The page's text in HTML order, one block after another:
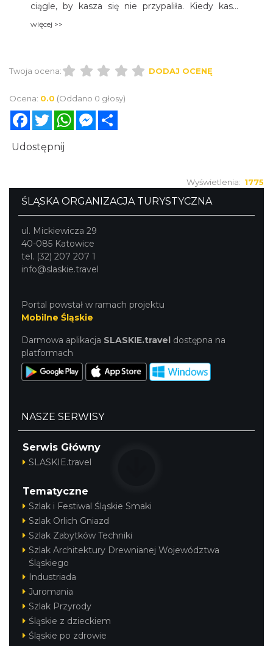
ciągle, by kasza się nie przypaliła. Kiedy kasza
zmielone skwarki i skóry, krew oraz trochę
rozprowadziła, doprawić do smaku według
godziny, żeby się zagotowała. Podawać z kapustą
świńcok.
więcej >>
Twoja ocena: DODAJ OCENĘ
Ocena: 0.0 (Oddano 0 głosy)
FacebookTwitterWhatsAppMessenger
Udostępnij
Wyświetlenia: 1775
ŚLĄSKA ORGANIZACJA TURYSTYCZNA
ul. Mickiewicza 29
40-085 Katowice
tel. (32) 207 207 1
info@slaskie.travel
Portal powstał w ramach projektu
Mobilne Śląskie
Darmowa aplikacja SLASKIE.travel dostępna na
platformach
NASZE SERWISY
Serwis Główny
SLASKIE.travel
Tematyczne
Szlak i Festiwal Śląskie Smaki
Szlak Orlich Gniazd
Szlak Zabytków Techniki
Szlak Architektury Drewnianej Województwa
Śląskiego
Industriada
Juromania
Szlak Przyrody
Śląskie z dzieckiem
Śląskie po zdrowie